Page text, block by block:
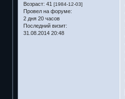
Возраст: 41 [1984-12-03]
Провел на форуме:
2 дня 20 часов
Последний визит:
31.08.2014 20:48